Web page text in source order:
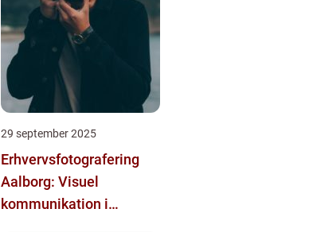
29 september 2025
Erhvervsfotografering
Aalborg: Visuel
kommunikation i